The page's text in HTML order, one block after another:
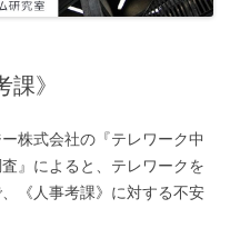
課》
株式会社の『テレワーク中
』によると、テレワークを
《人事考課》に対する不安